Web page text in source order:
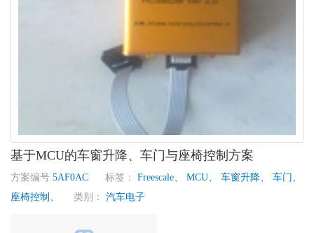
基于MCU的车窗升降、车门与座椅控制方案
方案编号 5AF0AC 标签： Freescale、 MCU、 车窗升降、
车门、
座椅控制、
类别： 汽车电子